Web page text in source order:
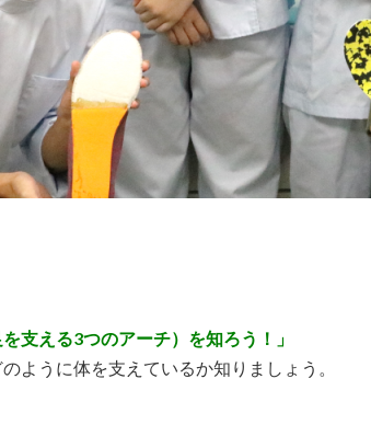
支える3つのアーチ）を知ろう！」
ように体を支えているか知りましょう。